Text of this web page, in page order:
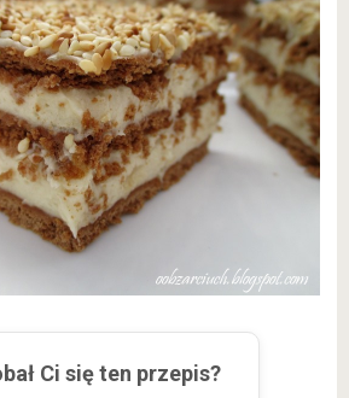
Ci się ten przepis?